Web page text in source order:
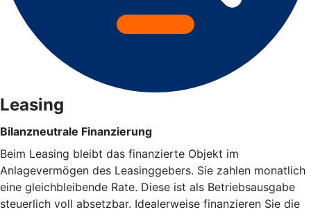
Leasing
Bilanzneutrale Finanzierung
Beim Leasing bleibt das finanzierte Objekt im
Anlagevermögen des Leasinggebers. Sie zahlen monatlich
eine gleichbleibende Rate. Diese ist als Betriebsausgabe
steuerlich voll absetzbar. Idealerweise finanzieren Sie die